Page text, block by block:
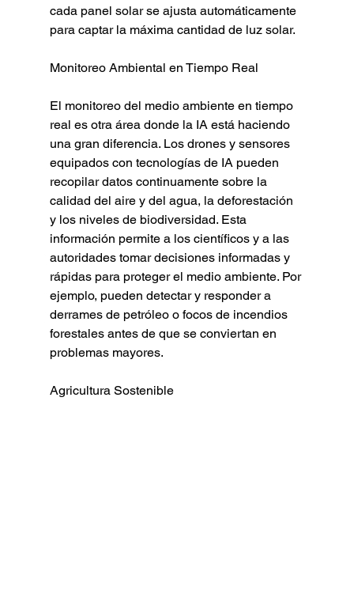
cada panel solar se ajusta automáticamente
para captar la máxima cantidad de luz solar.
Monitoreo Ambiental en Tiempo Real
El monitoreo del medio ambiente en tiempo
real es otra área donde la IA está haciendo
una gran diferencia. Los drones y sensores
equipados con tecnologías de IA pueden
recopilar datos continuamente sobre la
calidad del aire y del agua, la deforestación
y los niveles de biodiversidad. Esta
información permite a los científicos y a las
autoridades tomar decisiones informadas y
rápidas para proteger el medio ambiente. Por
ejemplo, pueden detectar y responder a
derrames de petróleo o focos de incendios
forestales antes de que se conviertan en
problemas mayores.
Agricultura Sostenible